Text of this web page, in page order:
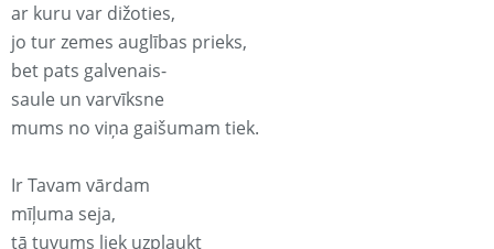
ar kuru var dižoties,
jo tur zemes auglības prieks,
bet pats galvenais-
saule un varvīksne
mums no viņa gaišumam tiek.
Ir Tavam vārdam
mīļuma seja,
tā tuvums liek uzplaukt